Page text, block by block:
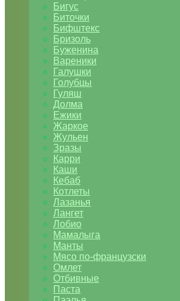
Бигус
Биточки
Бифштекс
Бризоль
Буженина
Вареники
Галушки
Голубцы
Гуляш
Долма
Ежики
Жаркое
Жульен
Зразы
Карри
Каши
Кебаб
Котлеты
Лазанья
Лангет
Лобио
Мамалыга
Манты
Мясо по-французски
Омлет
Отбивные
Паста